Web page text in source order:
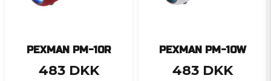
PEXMAN PM-10R
483 DKK
PEXMAN PM-10W
483 DKK